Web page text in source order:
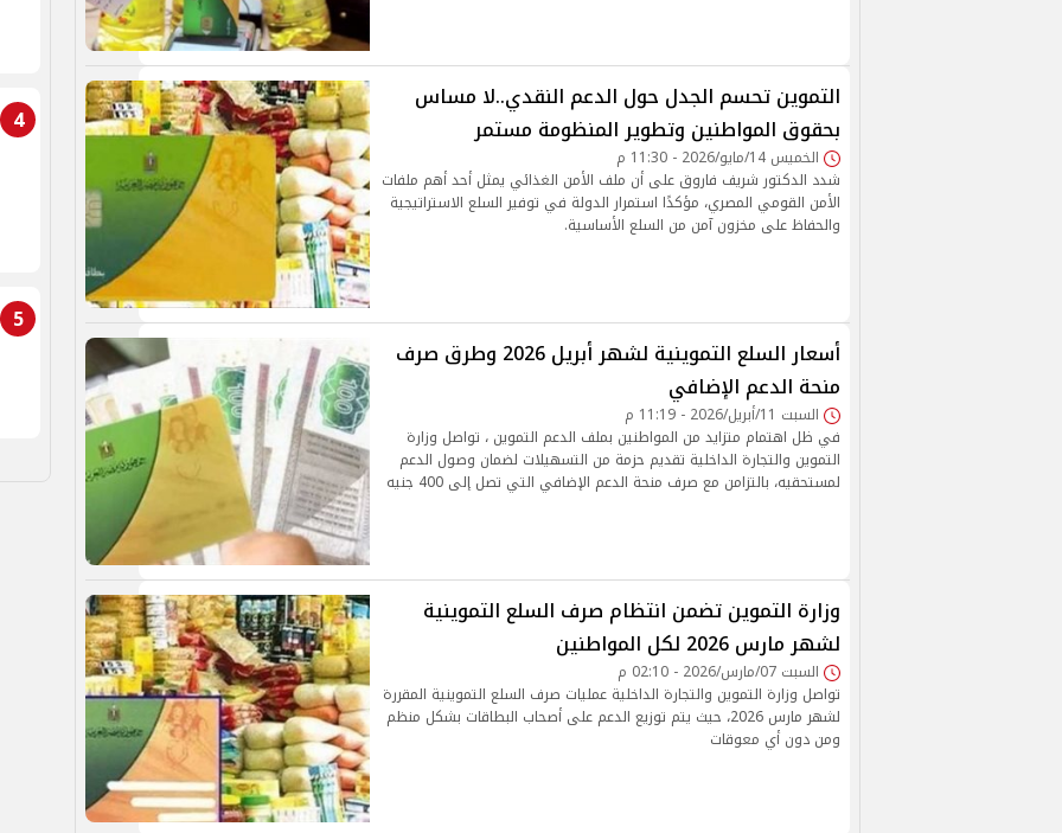
التموين تحسم الجدل حول الدعم النقدي..لا مساس
بحقوق المواطنين وتطوير المنظومة مستمر
الخميس 14/مايو/2026 - 11:30 م
شدد الدكتور شريف فاروق على أن ملف الأمن الغذائي يمثل أحد أهم ملفات
الأمن القومي المصري، مؤكدًا استمرار الدولة في توفير السلع الاستراتيجية
والحفاظ على مخزون آمن من السلع الأساسية.
أسعار السلع التموينية لشهر أبريل 2026 وطرق صرف
منحة الدعم الإضافي
السبت 11/أبريل/2026 - 11:19 م
في ظل اهتمام متزايد من المواطنين بملف الدعم التموين ، تواصل وزارة
التموين والتجارة الداخلية تقديم حزمة من التسهيلات لضمان وصول الدعم
لمستحقيه، بالتزامن مع صرف منحة الدعم الإضافي التي تصل إلى 400 جنيه
وزارة التموين تضمن انتظام صرف السلع التموينية
لشهر مارس 2026 لكل المواطنين
السبت 07/مارس/2026 - 02:10 م
تواصل وزارة التموين والتجارة الداخلية عمليات صرف السلع التموينية المقررة
لشهر مارس 2026، حيث يتم توزيع الدعم على أصحاب البطاقات بشكل منظم
ومن دون أي معوقات
4
5